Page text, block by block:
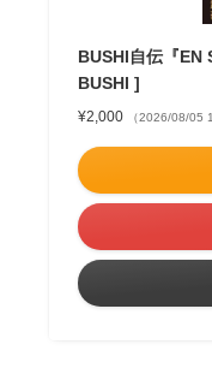
BUSHI自伝『EN
BUSHI ]
¥2,000 （2026/08/05